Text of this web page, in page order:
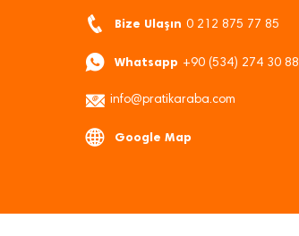
Bize Ulaşın 0 212 875 77 85
Whatsapp +90 (534) 274 30 88
info@pratikaraba.com
Google Map